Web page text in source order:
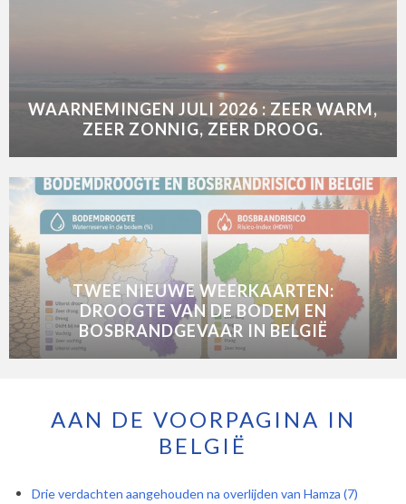
WAARNEMINGEN JULI 2026 : ZEER WARM,
ZEER ZONNIG, ZEER DROOG.
TWEE NIEUWE WEERKAARTEN:
DROOGTE VAN DE BODEM EN
BOSBRANDGEVAAR IN BELGIË
AAN DE VOORPAGINA IN
BELGIË
Drie verdachten aangehouden na overlijden van Hamza (7)